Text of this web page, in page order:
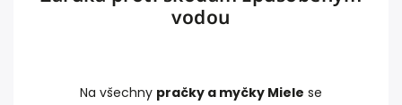
vodou
Na všechny pračky a myčky Miele se